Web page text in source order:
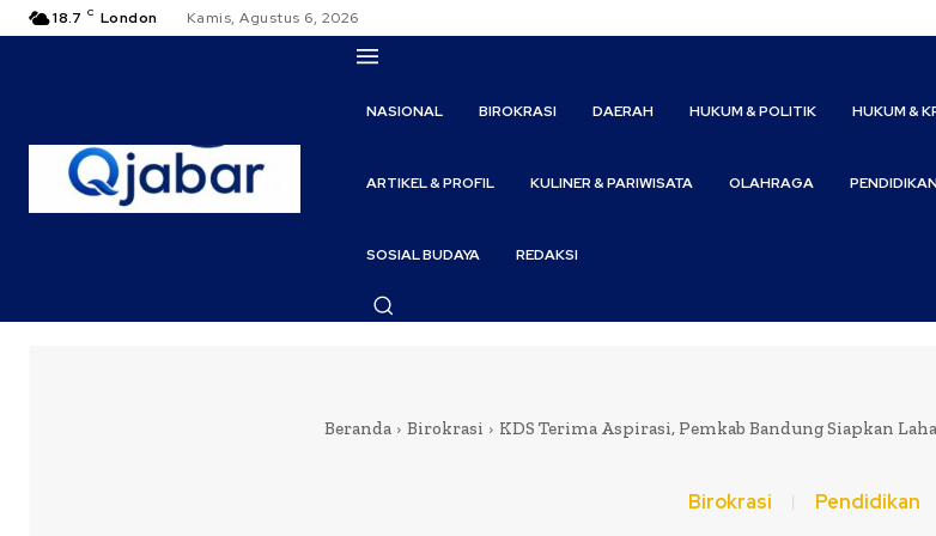
18.7 C London Kamis, Agustus 6, 2026
NASIONAL BIROKRASI DAERAH HUKUM & POLITIK HUKUM &
ARTIKEL & PROFIL KULINER & PARIWISATA OLAHRAGA PENDIDIKAN
SOSIAL BUDAYA REDAKSI
Beranda Birokrasi KDS Terima Aspirasi, Pemkab Bandung Siapkan
Birokrasi Pendidikan